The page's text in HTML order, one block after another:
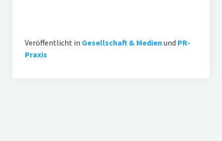
Veröffentlicht in Gesellschaft & Medien und PR-
Praxis